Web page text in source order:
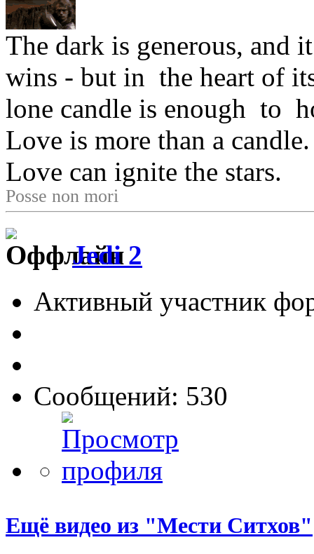
The dark is generous, and
wins - but in the heart of
lone candle is enough to
Love is more than a candle.
Love can ignite the stars.
Posse non mori
Jedi 2
Активный участник
Сообщений: 530
Ещё видео из "Мести Ситхов"